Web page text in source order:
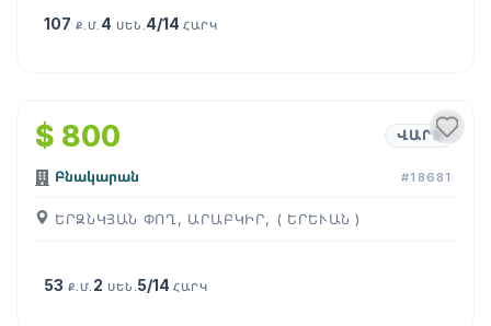
107 Ք.Մ. 4 ՍԵՆ. 4/14ՀԱՐԿ
$ 800 ՎԱՐՁ
Բնակարան #18681
ԵՐԶՆԿՅԱՆ ՓՈՂ, ԱՐԱԲԿԻՐ, ( ԵՐԵՒԱՆ )
53 Ք.Մ. 2 ՍԵՆ. 5/14ՀԱՐԿ